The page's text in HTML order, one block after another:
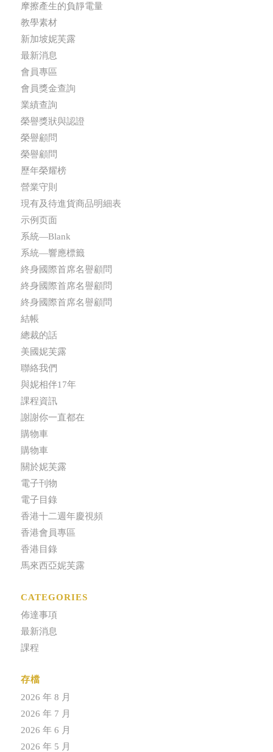
摩擦產生的負靜電量
教學素材
新加坡妮芙露
最新消息
會員專區
會員獎金查詢
業績查詢
榮譽獎狀與認證
榮譽顧問
榮譽顧問
歷年榮耀榜
營業守則
現有及待進貨商品明細表
示例页面
系統—Blank
系統—響應標籤
終身國際首席名譽顧問
終身國際首席名譽顧問
終身國際首席名譽顧問
結帳
總裁的話
美國妮芙露
聯絡我們
與妮相伴17年
課程資訊
謝謝你一直都在
購物車
購物車
關於妮芙露
電子刊物
電子目錄
香港十二週年慶視頻
香港會員專區
香港目錄
馬來西亞妮芙露
CATEGORIES
佈達事項
最新消息
課程
存檔
2026 年 8 月
2026 年 7 月
2026 年 6 月
2026 年 5 月